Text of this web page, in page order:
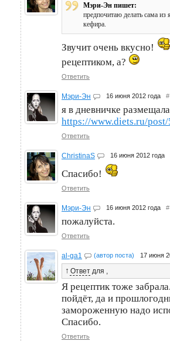
Мэри-Эн пишет:
предпочитаю делать сама из
кефира.
Звучит очень вкусно!
рецептиком, а?
Ответить
Мэри-Эн 16 июня 2012 года #
я в дневничке
https://www.diets.ru/
Ответить
ChristinaS 16 июня 2012 года
Спасибо!
Ответить
Мэри-Эн 16 июня 2012 года #
пожалуйста.
Ответить
al-ga1 (автор поста) 17 июня
↑ Ответ для ,
Я рецептик тоже
пойдёт, да и
замороженную надо
Спасибо.
Ответить